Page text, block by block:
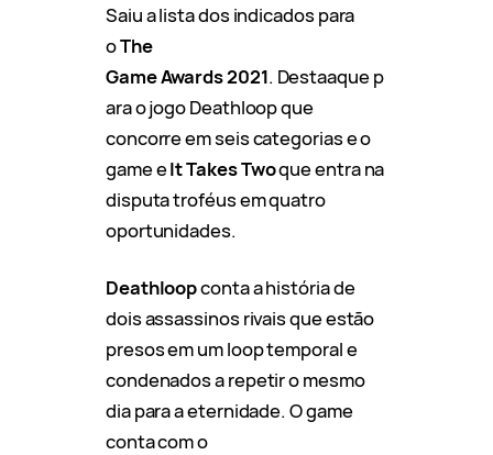
Saiu a lista dos indicados para
oThe
Game Awards 2021. Destaaque p
ara o jogo Deathloop que
concorre em seis categorias e o
game eIt Takes Twoque entra na
disputa troféus em quatro
oportunidades.
Deathloopconta a história de
dois assassinos rivais que estão
presos em um loop temporal e
condenados a repetir o mesmo
dia para a eternidade. O game
conta com o